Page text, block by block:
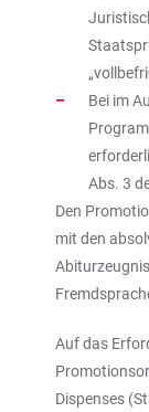
Bei im
Abs. 3
Den
mit den
Auf das
Dispenses